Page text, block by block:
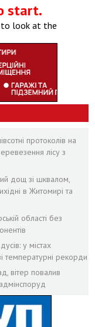
start.
look at the
протоколів на
лісу з
дощ зі шквалом,
в Житомирі та
області без
у містах
температурні рекорди
вітер повалив